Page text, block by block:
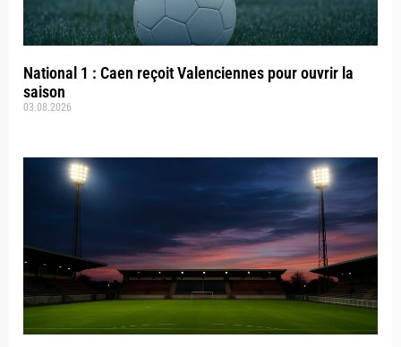
National 1 : Caen reçoit Valenciennes pour ouvrir la
saison
03.08.2026